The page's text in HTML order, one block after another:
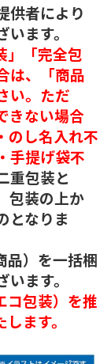
供者により
ます。
」「完全包
は、「商品
い。ただ
きない場合
のし名入れ不
手提げ袋不
重包装と
包装の上か
となりま
品）を一括梱
ます。
コ包装）を推
ます。